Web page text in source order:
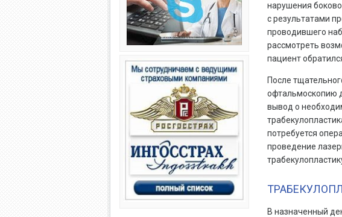
нарушения
с результатами
проводившего
рассмотреть
пациент
После
офтальмоскопию
вывод о
потребуется
проведение
В назначенный